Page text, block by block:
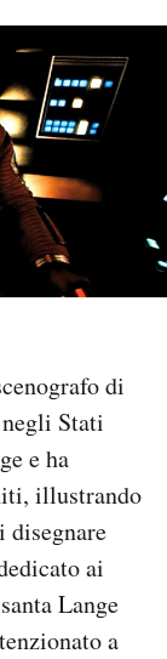
di
Stati
e ha
illustrando
disegnare
ai
Lange
a